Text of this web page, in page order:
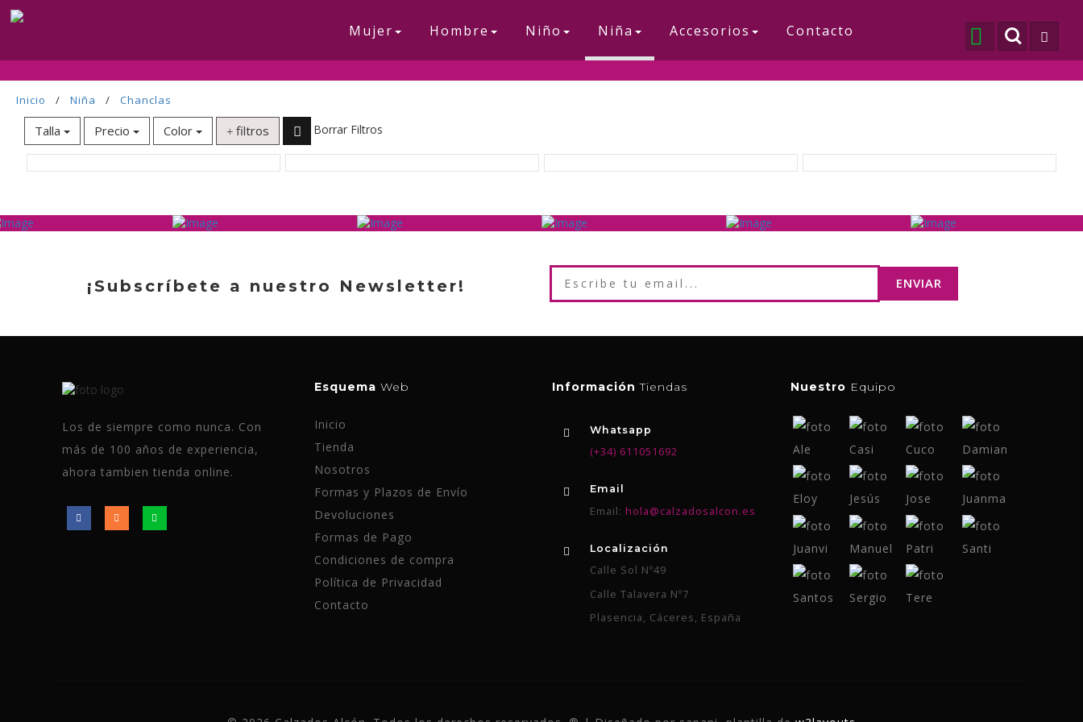
Mujer Hombre Niño Niña Accesorios Contacto
Inicio /Niña /Chanclas
Talla Precio Color filtros Borrar Filtros
¡Subscríbete a nuestro Newsletter!
Los de siempre como nunca. Con
más de 100 años de experiencia,
ahora tambien tienda online.
Esquema Web
Inicio
Tienda
Nosotros
Formas y Plazos de Envío
Devoluciones
Formas de Pago
Condiciones de compra
Política de Privacidad
Contacto
InformaciónTiendas
Whatsapp
(+34) 611051692
Email
Email: hola@calzadosalcon.es
Localización
Calle Sol Nº49
Calle Talavera Nº7
Plasencia, Cáceres, España
Nuestro Equipo